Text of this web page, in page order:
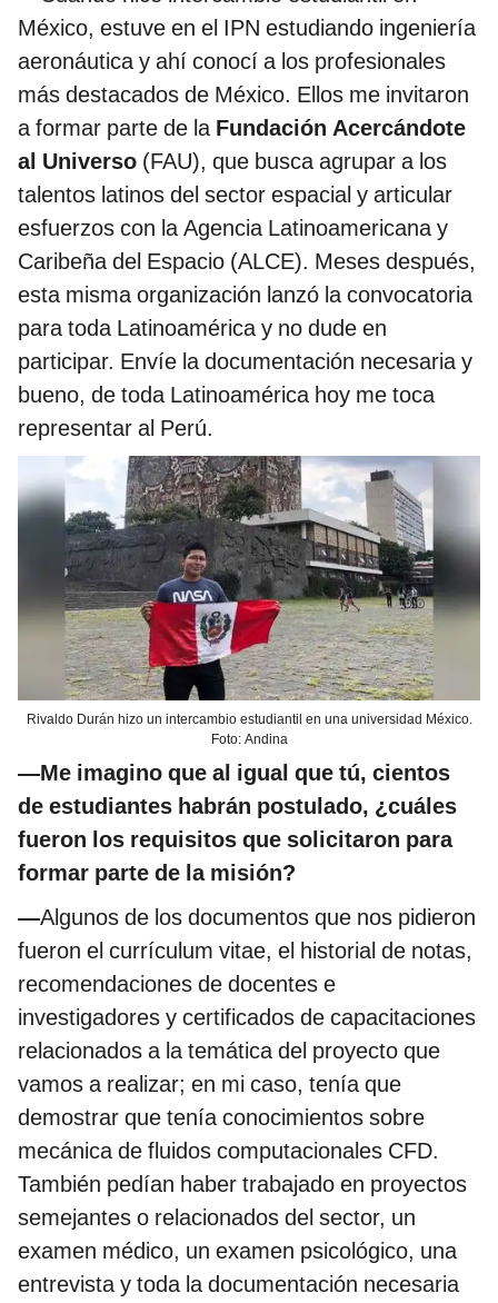
México, estuve en el IPN estudiando ingeniería
aeronáutica y ahí conocí a los profesionales
más destacados de México. Ellos me invitaron
a formar parte de la Fundación Acercándote
al Universo (FAU), que busca agrupar a los
talentos latinos del sector espacial y articular
esfuerzos con la Agencia Latinoamericana y
Caribeña del Espacio (ALCE). Meses después,
esta misma organización lanzó la convocatoria
para toda Latinoamérica y no dude en
participar. Envíe la documentación necesaria y
bueno, de toda Latinoamérica hoy me toca
representar al Perú.
Rivaldo Durán hizo un intercambio estudiantil en una universidad México.
Foto: Andina
—Me imagino que al igual que tú, cientos
de estudiantes habrán postulado, ¿cuáles
fueron los requisitos que solicitaron para
formar parte de la misión?
—Algunos de los documentos que nos pidieron
fueron el currículum vitae, el historial de notas,
recomendaciones de docentes e
investigadores y certificados de capacitaciones
relacionados a la temática del proyecto que
vamos a realizar; en mi caso, tenía que
demostrar que tenía conocimientos sobre
mecánica de fluidos computacionales CFD.
También pedían haber trabajado en proyectos
semejantes o relacionados del sector, un
examen médico, un examen psicológico, una
entrevista y toda la documentación necesaria